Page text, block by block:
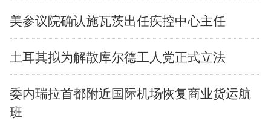
Русский язык 日本語 한국어
美参议院确认施瓦茨出任疾控中心主任
土耳其拟为解散库尔德工人党正式立法
委内瑞拉首都附近国际机场恢复商业货运航
班